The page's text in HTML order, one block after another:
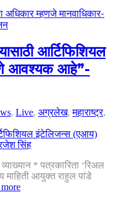
अधिकार म्हणजे मानवाधिकार-
आर्टिफिशियल
आवश्यक आहे”-
, Live, अग्रलेख,महाराष्ट्र,
* पत्रकारिता ‘रिअल
माहिती आयुक्त राहुल पांडे